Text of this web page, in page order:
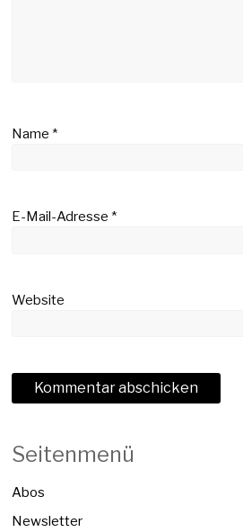
Name*
E-Mail-Adresse*
Website
Seitenmenü
Abos
Newsletter